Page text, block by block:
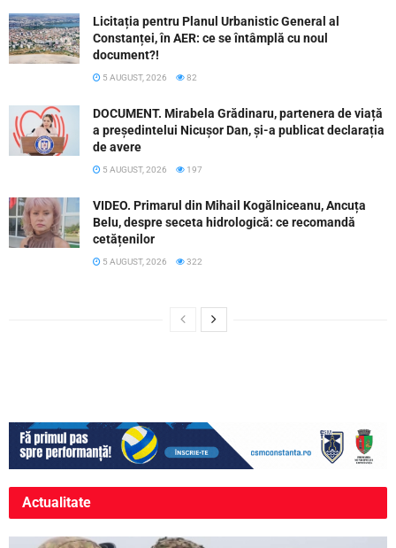
Licitația pentru Planul Urbanistic General al
Constanței, în AER: ce se întâmplă cu noul
document?!
5 AUGUST, 2026 82
DOCUMENT. Mirabela Grădinaru, partenera de viață
a președintelui Nicușor Dan, și-a publicat declarația
de avere
5 AUGUST, 2026 197
VIDEO. Primarul din Mihail Kogălniceanu, Ancuța
Belu, despre seceta hidrologică: ce recomandă
cetățenilor
5 AUGUST, 2026 322
Actualitate